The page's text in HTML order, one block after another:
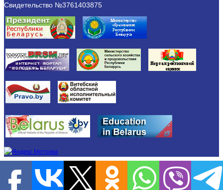
Свидетельство №3761403875